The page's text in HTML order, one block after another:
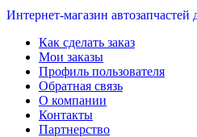
Интернет-магазин автозапчастей
Как сделать заказ
Мои заказы
Профиль пользователя
Обратная связь
О компании
Контакты
Партнерство